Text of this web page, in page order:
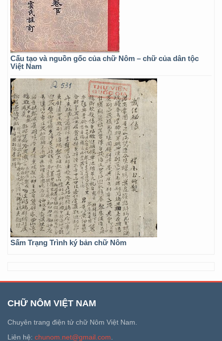
Cấu tạo và nguồn gốc của chữ Nôm – chữ của dân tộc
Việt Nam
Sấm Trạng Trình ký bản chữ Nôm
CHỮ NÔM VIỆT NAM
Chuyên trang điện tử chữ Nôm Việt Nam.
Liên hệ: chunom.net@gmail.com